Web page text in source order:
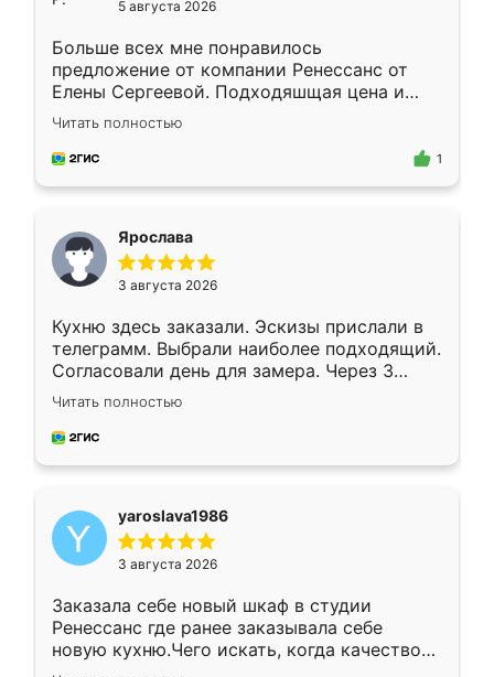
5 августа 2026
Больше всех мне понравилось
предложение от компании Ренессанс от
Елены Сергеевой. Подходяшщая цена и
короткие сроки изготовления. Приехавший
для замера сотрудник Владислав
предложил по моему эскизу самый
Читать полностью
1
Ярослава
3 августа 2026
Кухню здесь заказали. Эскизы прислали в
телеграмм. Выбрали наиболее подходящий.
Согласовали день для замера. Через 3
недели кухня была уже готова. Остались
довольны работой. Спасибо Ренессанс
мебель за качественную работу!
Читать полностью
yaroslava1986
3 августа 2026
Заказала себе новый шкаф в студии
Ренессанс где ранее заказывала себе
новую кухню.Чего искать, когда качеством
вполне довольна. Служит кухня уже почти